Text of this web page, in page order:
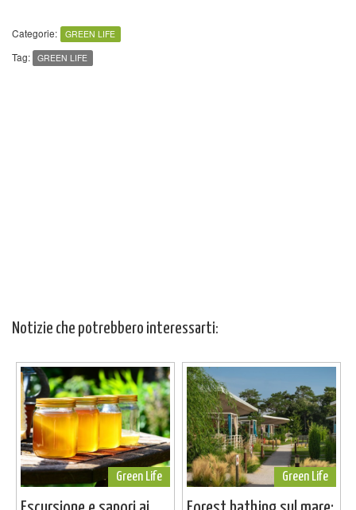
Categorie: GREEN LIFE
Tag: GREEN LIFE
Notizie che potrebbero interessarti:
Green Life Green Life